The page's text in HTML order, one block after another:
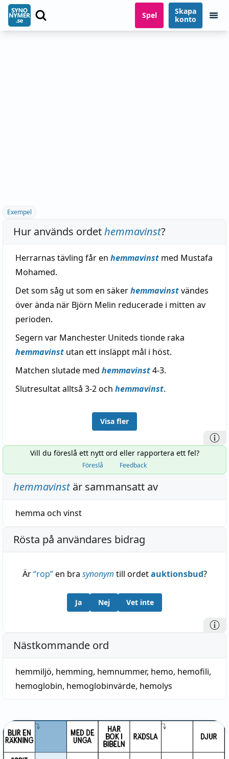
Spel
Skapa
konto
Exempel
Hur används ordethemmavinst?
Herrarnas tävling får en hemmavinst med Mustafa
Mohamed.
Det som såg ut som en säkerhemmavinstvändes
över ända när Björn Melin reducerade i mitten av
perioden.
Segern var Manchester Uniteds tionde raka
hemmavinst utan ett insläppt mål i höst.
Matchen slutade med hemmavinst4-3.
Slutresultat alltså 3-2 och hemmavinst.
Visa fler
Vill du föreslå ett nytt ord eller rapportera ett fel?
Föreslå Feedback
hemmavinstär sammansatt av
hemma och vinst
Rösta på användares bidrag
Är“rop”en bra synonym till ordetauktionsbud?
Ja Nej Vet inte
Nästkommande ord
hemmiljö, hemming, hemnummer, hemo, hemofili,
hemoglobin, hemoglobinvärde, hemolys